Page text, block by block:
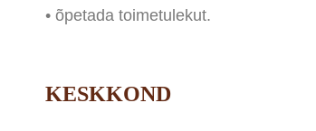
• õpetada toimetulekut.
KESKKOND